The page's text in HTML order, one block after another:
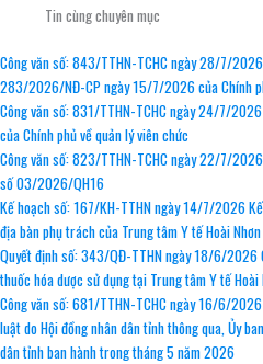
Tin cùng chuyên mục
Công văn số: 843/TTHN-TCHC ngày 28/7/
283/2026/NĐ-CP ngày 15/7/2026 của Chính
Công văn số: 831/TTHN-TCHC ngày 24/7/
của Chính phủ về quản lý viên chức
Công văn số: 823/TTHN-TCHC ngày 22/7/
số 03/2026/QH16
Kế hoạch số: 167/KH-TTHN ngày 14/7/2026
địa bàn phụ trách của Trung tâm Y tế Hoài
Quyết định số: 343/QĐ-TTHN ngày 18/6/2026
thuốc hóa dược sử dụng tại Trung tâm Y tế
Công văn số: 681/TTHN-TCHC ngày 16/6/
luật do Hội đồng nhân dân tỉnh thông qua, Ủy
dân tỉnh ban hành trong tháng 5 năm 2026